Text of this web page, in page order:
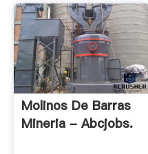
Molinos De Barras
Mineria - Abcjobs.